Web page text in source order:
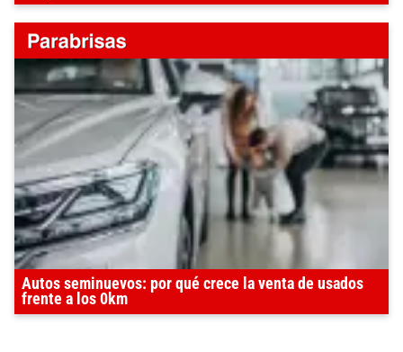
Autos seminuevos: por qué crece la venta de usados
frente a los 0km